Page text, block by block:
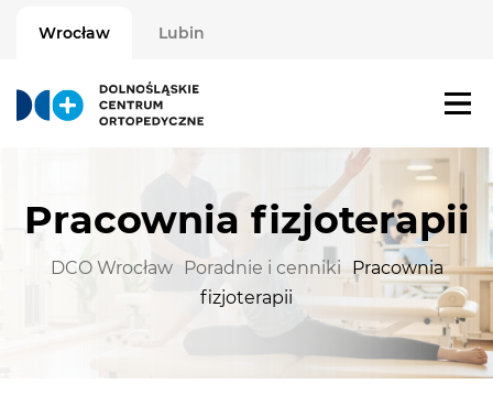
Wrocław Lubin
Pracownia fizjoterapii
DCO Wrocław Poradnie i cenniki Pracownia
fizjoterapii